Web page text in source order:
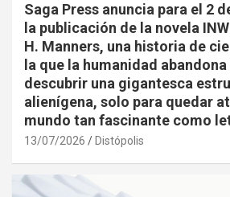
Saga Press anuncia para el 2
la publicación de la novela
H. Manners, una historia de
la que la humanidad
descubrir una gigantesca
alienígena, solo para quedar
mundo tan fascinante como
13/07/2026 Distópolis